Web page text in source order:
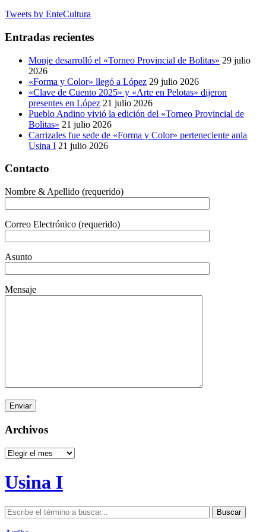
Tweets by EnteCultura
Entradas recientes
Monje desarrolló el «Torneo Provincial de Bolitas» 29 julio
2026
«Forma y Color» llegó a López 29 julio 2026
«Clave de Cuento 2025» y «Arte en Pelotas» dijeron
presentes en López 21 julio 2026
Pueblo Andino vivió la edición del «Torneo Provincial de
Bolitas» 21 julio 2026
Carrizales fue sede de «Forma y Color» perteneciente anla
Usina I 21 julio 2026
Contacto
Nombre & Apellido (requerido)
Correo Electrónico (requerido)
Asunto
Mensaje
Archivos
Archivos
Usina I